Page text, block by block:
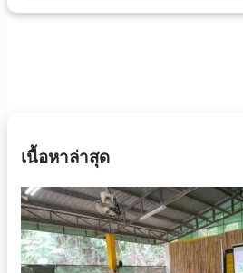
เนื้อหาล่าสุด